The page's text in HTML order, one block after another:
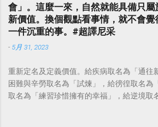
會」。這麼一來，自然就能具備只屬
新價值。換個觀點看事情，就不會覺
一件沉重的事。#超譯尼采
- 5月 31, 2023
重新定名及定義價值。給疾病取名為「通往
困難與辛勞取名為「試煉」，給徬徨取名為
取名為「練習珍惜擁有的幸福」，給逆境取
點看事情，就不會覺得活著是一件沉重的